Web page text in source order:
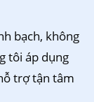
bạch, không
tôi áp dụng
trợ tận tâm